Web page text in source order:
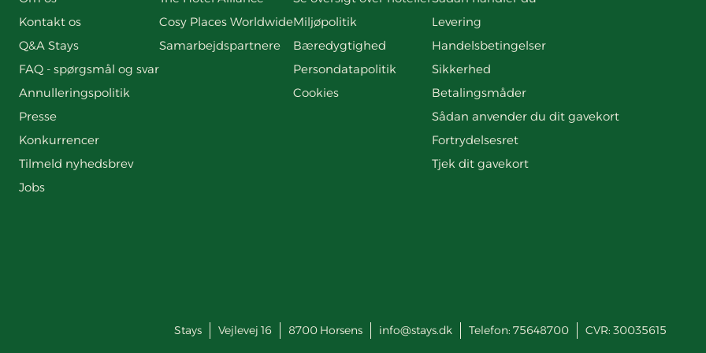
Kontakt os
Q&A Stays
FAQ - spørgsmål og svar
Annulleringspolitik
Presse
Konkurrencer
Tilmeld nyhedsbrev
Jobs
Cosy Places Worldwide
Samarbejdspartnere
Miljøpolitik
Bæredygtighed
Persondatapolitik
Cookies
Levering
Handelsbetingelser
Sikkerhed
Betalingsmåder
Sådan anvender du dit gavekort
Fortrydelsesret
Tjek dit gavekort
Stays Vejlevej 16 8700 Horsens info@stays.dk Telefon: 75648700 CVR: 30035615